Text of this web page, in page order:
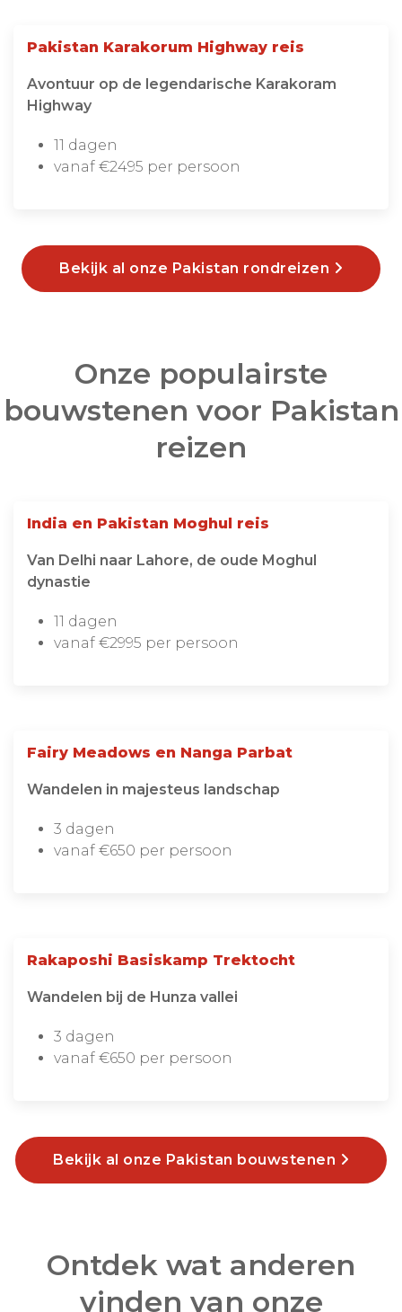
Pakistan Karakorum Highway reis
Avontuur op de legendarische Karakoram
Highway
11 dagen
vanaf €2495 per persoon
Bekijk al onze Pakistan rondreizen
Onze populairste
bouwstenen voor Pakistan
reizen
India en Pakistan Moghul reis
Van Delhi naar Lahore, de oude Moghul
dynastie
11 dagen
vanaf €2995 per persoon
Fairy Meadows en Nanga Parbat
Wandelen in majesteus landschap
3 dagen
vanaf €650 per persoon
Rakaposhi Basiskamp Trektocht
Wandelen bij de Hunza vallei
3 dagen
vanaf €650 per persoon
Bekijk al onze Pakistan bouwstenen
Ontdek wat anderen
vinden van onze